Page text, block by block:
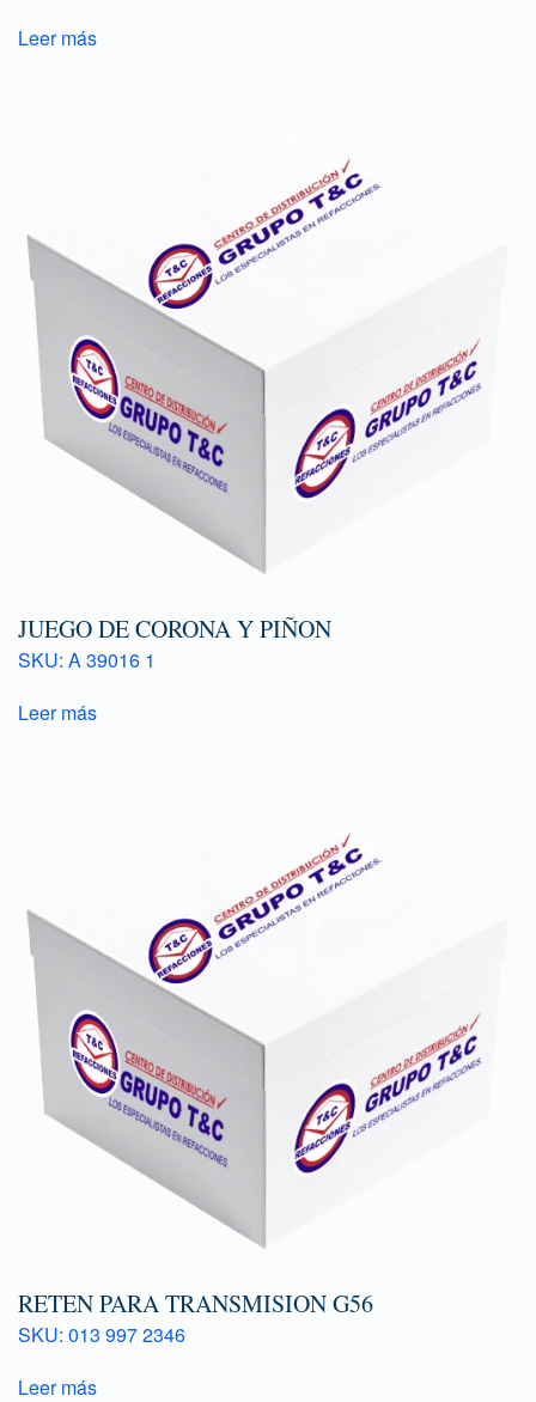
Leer más
JUEGO DE CORONA Y PIÑON
SKU: A 39016 1
Leer más
RETEN PARA TRANSMISION G56
SKU: 013 997 2346
Leer más